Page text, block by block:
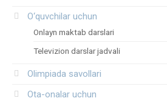
O‘quvchilar uchun
Onlayn maktab darslari
Televizion darslar jadvali
Olimpiada savollari
Ota-onalar uchun